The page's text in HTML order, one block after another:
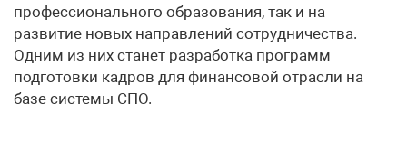
профессионального образования, так и на
развитие новых направлений сотрудничества.
Одним из них станет разработка программ
подготовки кадров для финансовой отрасли на
базе системы СПО.